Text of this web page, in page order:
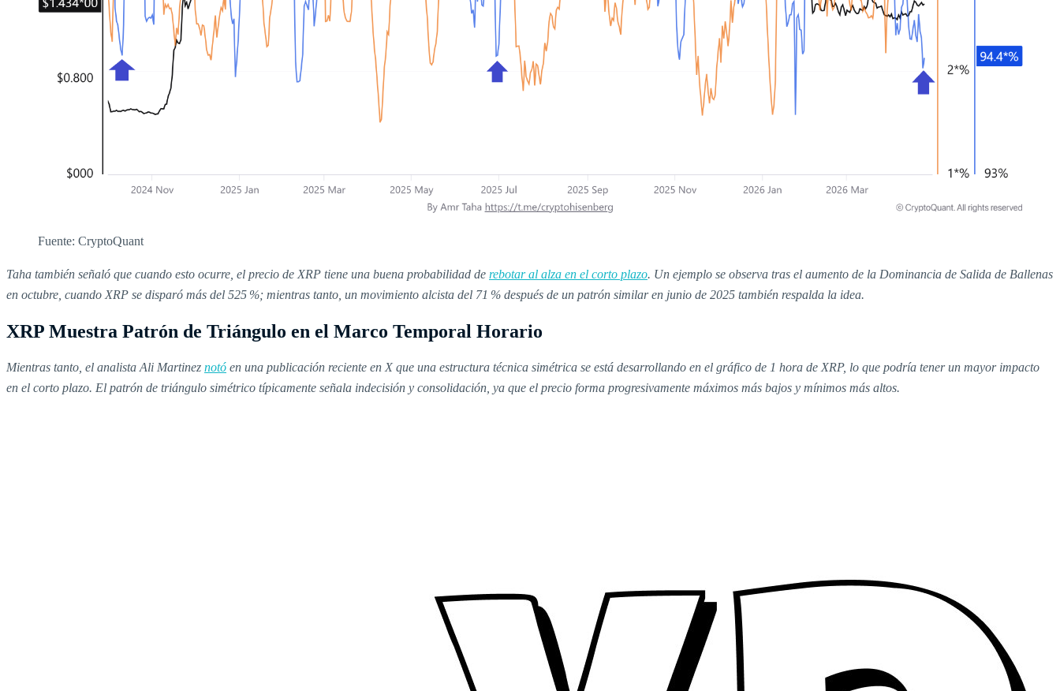
Fuente: CryptoQuant
Taha también señaló que cuando esto ocurre, el precio de XRP tiene una buena probabilidad de rebotar al alza en el corto plazo. Un ejemplo se observa tras el aumento de la Dominancia de Salida de Ballenas
en octubre, cuando XRP se disparó más del 525 %; mientras tanto, un movimiento alcista del 71 % después de un patrón similar en junio de 2025 también respalda la idea.
XRP Muestra Patrón de Triángulo en el Marco Temporal Horario
Mientras tanto, el analista Ali Martinez notó en una publicación reciente en X que una estructura técnica simétrica se está desarrollando en el gráfico de 1 hora de XRP, lo que podría tener un mayor impacto
en el corto plazo. El patrón de triángulo simétrico típicamente señala indecisión y consolidación, ya que el precio forma progresivamente máximos más bajos y mínimos más altos.